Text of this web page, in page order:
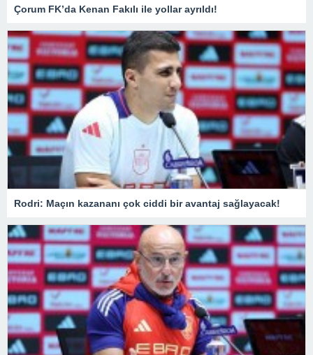
Çorum FK’da Kenan Fakılı ile yollar ayrıldı!
Rodri: Maçın kazananı çok ciddi bir avantaj sağlayacak!